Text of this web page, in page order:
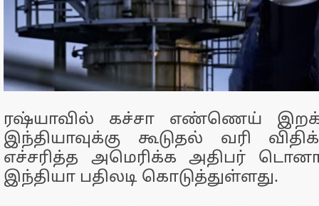
ரஷ்யாவில் கச்சா எண்ணெய்
இந்தியாவுக்கு கூடுதல் வரி
எச்சரித்த அமெரிக்க அதிபர்
இந்தியா பதிலடி கொடுத்துள்ளது.